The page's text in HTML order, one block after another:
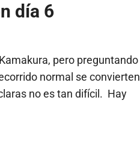
día 6
pero preguntando
normal se convierten
no es tan difícil. Hay